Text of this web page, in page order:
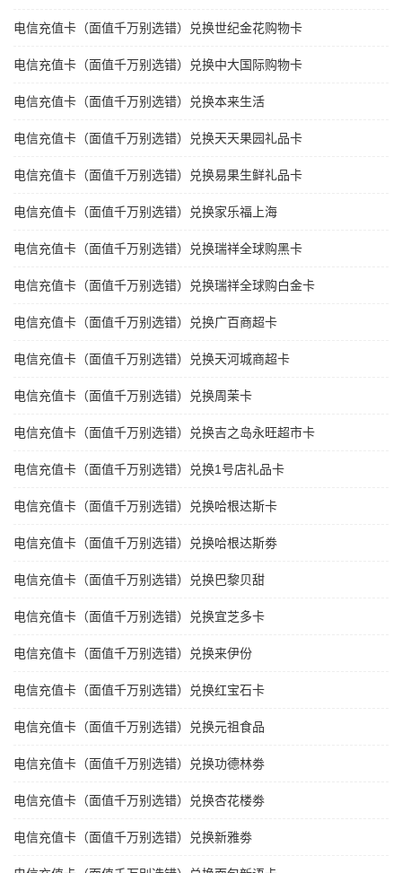
电信充值卡（面值千万别选错）兑换世纪金花购物卡
电信充值卡（面值千万别选错）兑换中大国际购物卡
电信充值卡（面值千万别选错）兑换本来生活
电信充值卡（面值千万别选错）兑换天天果园礼品卡
电信充值卡（面值千万别选错）兑换易果生鲜礼品卡
电信充值卡（面值千万别选错）兑换家乐福上海
电信充值卡（面值千万别选错）兑换瑞祥全球购黑卡
电信充值卡（面值千万别选错）兑换瑞祥全球购白金卡
电信充值卡（面值千万别选错）兑换广百商超卡
电信充值卡（面值千万别选错）兑换天河城商超卡
电信充值卡（面值千万别选错）兑换周茉卡
电信充值卡（面值千万别选错）兑换吉之岛永旺超市卡
电信充值卡（面值千万别选错）兑换1号店礼品卡
电信充值卡（面值千万别选错）兑换哈根达斯卡
电信充值卡（面值千万别选错）兑换哈根达斯劵
电信充值卡（面值千万别选错）兑换巴黎贝甜
电信充值卡（面值千万别选错）兑换宜芝多卡
电信充值卡（面值千万别选错）兑换来伊份
电信充值卡（面值千万别选错）兑换红宝石卡
电信充值卡（面值千万别选错）兑换元祖食品
电信充值卡（面值千万别选错）兑换功德林劵
电信充值卡（面值千万别选错）兑换杏花楼劵
电信充值卡（面值千万别选错）兑换新雅劵